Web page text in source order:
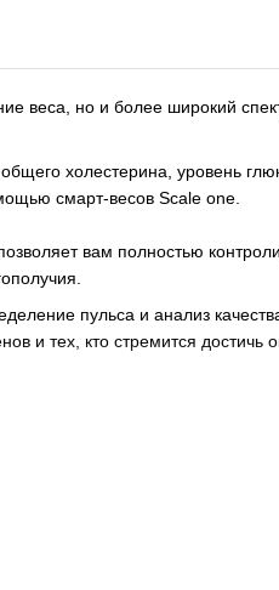
веса, но и более широкий
холестерина, уровень
смарт-весов Scale one.
вам полностью
пульса и анализ
и тех, кто стремится достичь